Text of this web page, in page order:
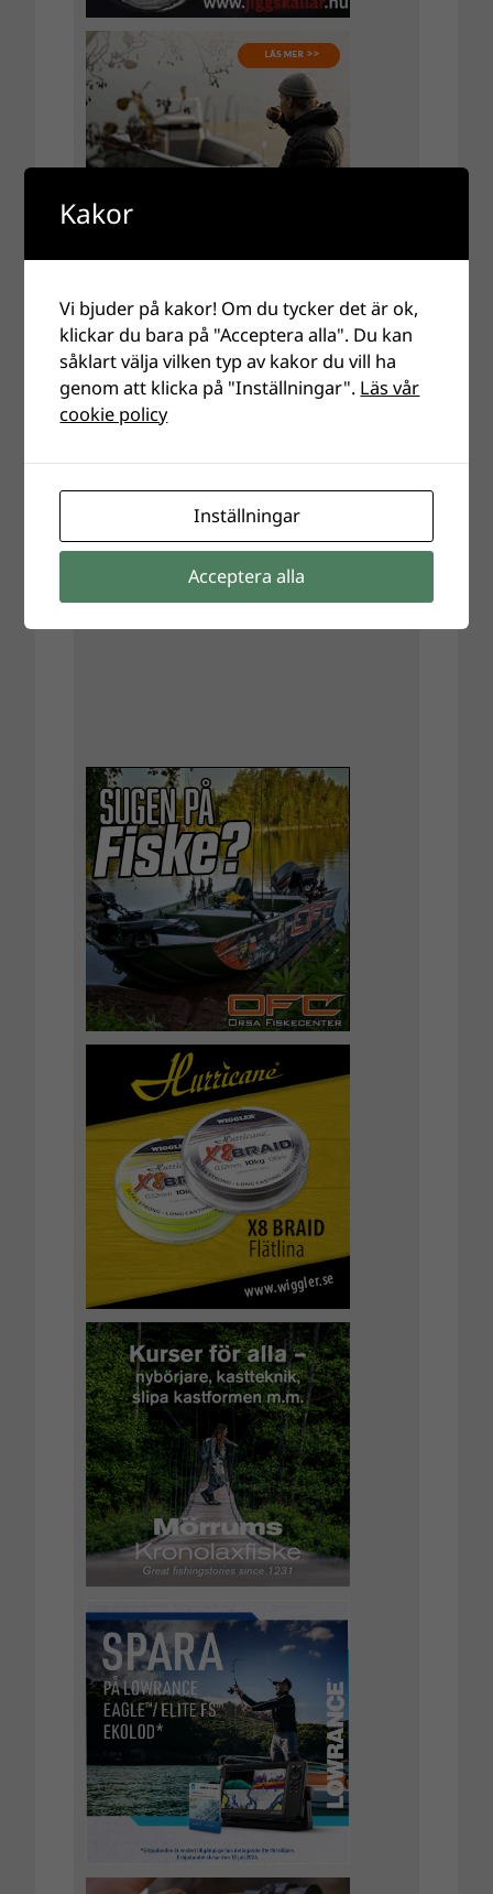
Kakor
Vi bjuder på kakor! Om du tycker det är ok,
klickar du bara på "Acceptera alla". Du kan
såklart välja vilken typ av kakor du vill ha
genom att klicka på "Inställningar". Läs vår
cookie policy
Inställningar
Acceptera alla